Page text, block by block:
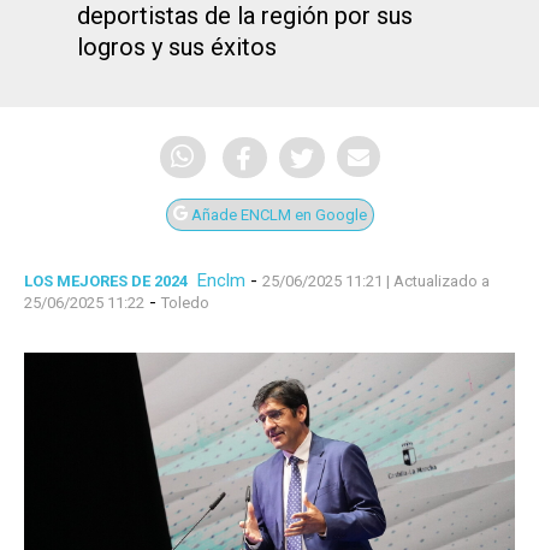
deportistas de la región por sus
logros y sus éxitos
Añade ENCLM en Google
LOS MEJORES DE 2024 Enclm - 25/06/2025 11:21 | Actualizado a
25/06/2025 11:22 - Toledo